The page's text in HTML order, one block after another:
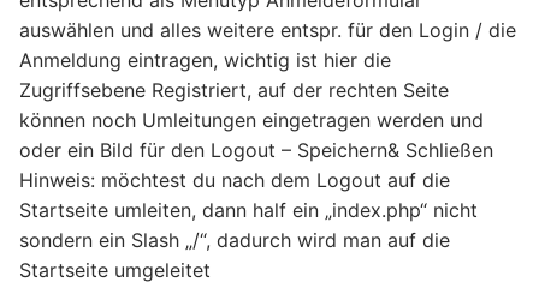
auswählen und alles weitere entspr. für den Login / die
Anmeldung eintragen, wichtig ist hier die
Zugriffsebene Registriert, auf der rechten Seite
können noch Umleitungen eingetragen werden und
oder ein Bild für den Logout – Speichern& Schließen
Hinweis: möchtest du nach dem Logout auf die
Startseite umleiten, dann half ein „index.php“ nicht
sondern ein Slash „/“, dadurch wird man auf die
Startseite umgeleitet